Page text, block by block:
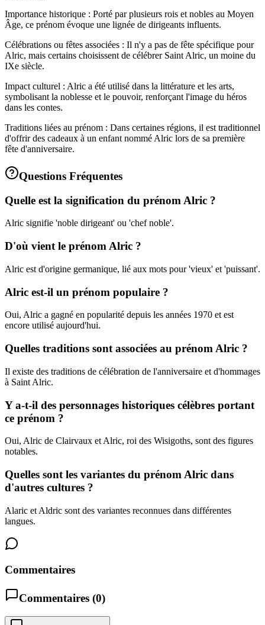
Importance historique : Porté par plusieurs rois et nobles au Moyen
Âge, ce prénom évoque une lignée de dirigeants influents.
Célébrations ou fêtes associées : Il n'y a pas de fête spécifique pour
Alric, mais certains choisissent de célébrer Saint Alric, un moine du
IXe siècle.
Impact culturel : Alric a été utilisé dans la littérature et les arts,
symbolisant la noblesse et le pouvoir, renforçant l'image du héros
dans les contes.
Traditions liées au prénom : Dans certaines régions, il est traditionnel
d'offrir des cadeaux à un enfant nommé Alric lors de sa première
fête d'anniversaire.
Questions Fréquentes
Quelle est la signification du prénom Alric ?
Alric signifie 'noble dirigeant' ou 'chef noble'.
D'où vient le prénom Alric ?
Alric est d'origine germanique, lié aux mots pour 'vieux' et 'puissant'.
Alric est-il un prénom populaire ?
Oui, Alric a gagné en popularité depuis les années 1970 et est
encore utilisé aujourd'hui.
Quelles traditions sont associées au prénom Alric ?
Il existe des traditions de célébration de l'anniversaire et d'hommages
à Saint Alric.
Y a-t-il des personnages historiques célèbres portant
ce prénom ?
Oui, Alric de Clairvaux et Alric, roi des Wisigoths, sont des figures
notables.
Quelles sont les variantes du prénom Alric dans
d'autres cultures ?
Alaric et Aldric sont des variantes reconnues dans différentes
langues.
Commentaires
Commentaires (0)